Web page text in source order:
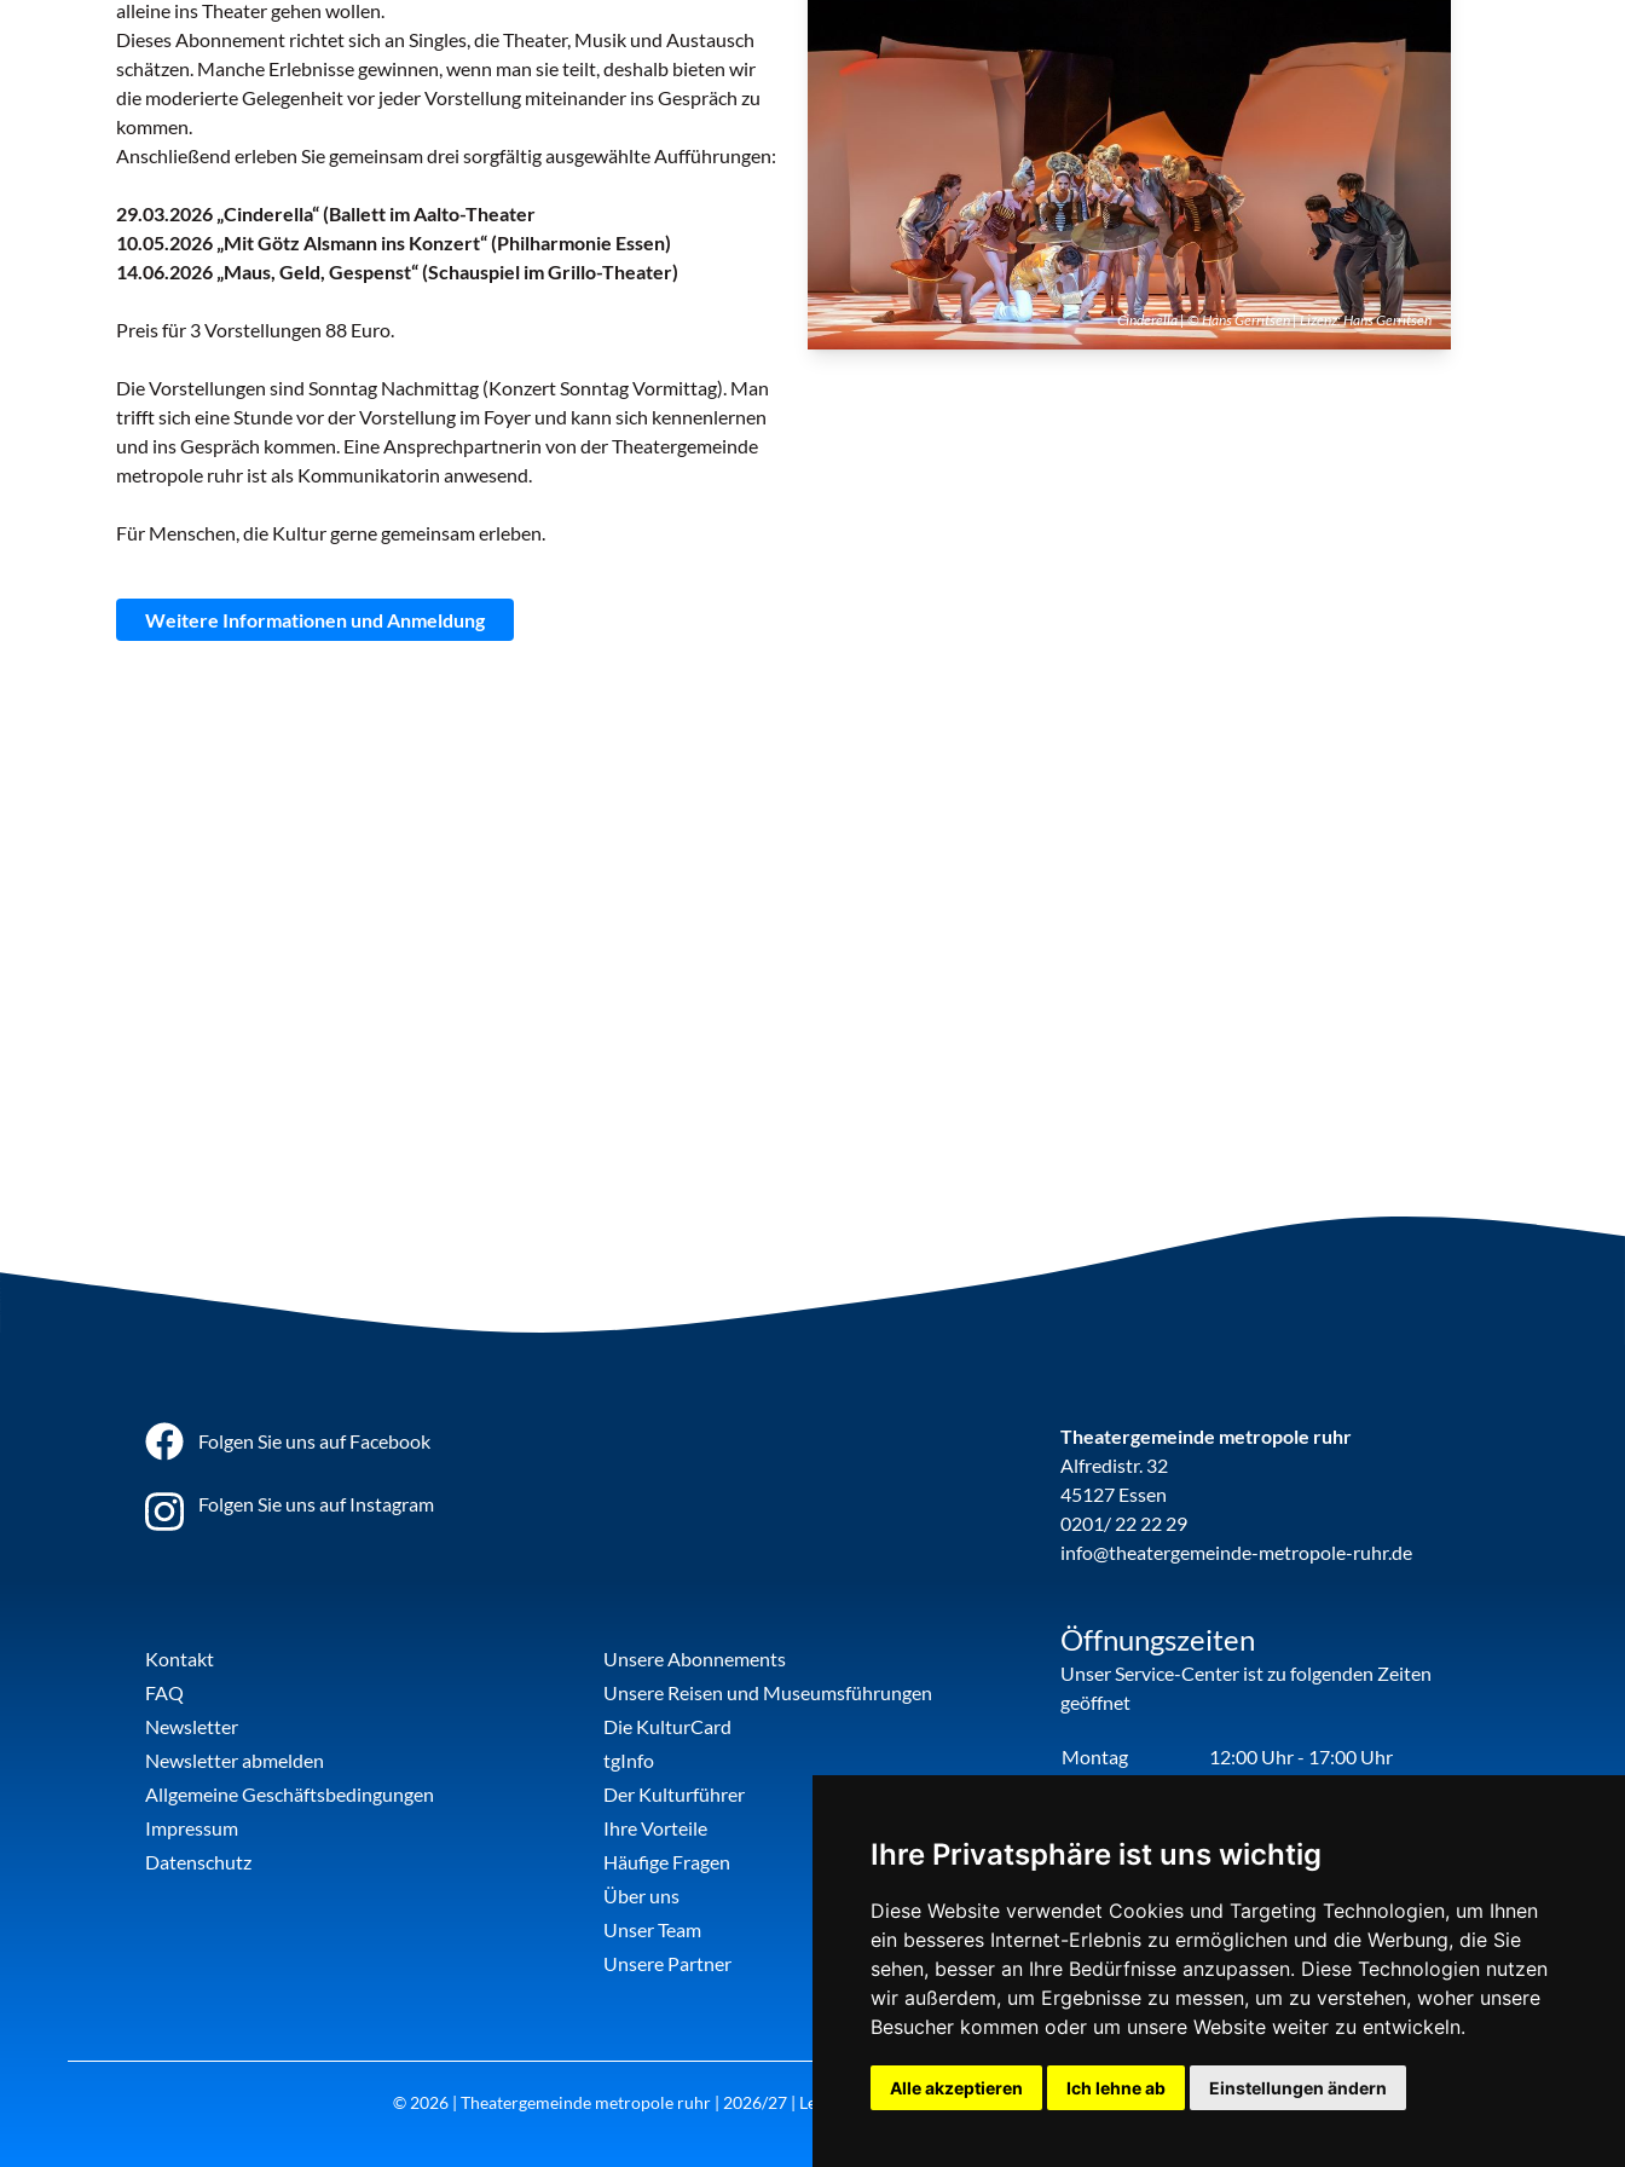
Ihre Privatsphäre ist uns wichtig
Diese Website verwendet Cookies und Targeting Technologien, um Ihnen
ein besseres Internet-Erlebnis zu ermöglichen und die Werbung, die Sie
sehen, besser an Ihre Bedürfnisse anzupassen. Diese Technologien nutzen
wir außerdem, um Ergebnisse zu messen, um zu verstehen, woher unsere
Besucher kommen oder um unsere Website weiter zu entwickeln.
Alle akzeptieren Ich lehne ab Einstellungen ändern
alleine ins Theater gehen wollen.
Dieses Abonnement richtet sich an Singles, die Theater, Musik und Austausch
schätzen. Manche Erlebnisse gewinnen, wenn man sie teilt, deshalb bieten wir
die moderierte Gelegenheit vor jeder Vorstellung miteinander ins Gespräch zu
kommen.
Anschließend erleben Sie gemeinsam drei sorgfältig ausgewählte Aufführungen:
29.03.2026 „Cinderella“ (Ballett im Aalto-Theater
10.05.2026 „Mit Götz Alsmann ins Konzert“ (Philharmonie Essen)
14.06.2026 „Maus, Geld, Gespenst“ (Schauspiel im Grillo-Theater)
Preis für 3 Vorstellungen 88 Euro.
Die Vorstellungen sind Sonntag Nachmittag (Konzert Sonntag Vormittag). Man
trifft sich eine Stunde vor der Vorstellung im Foyer und kann sich kennenlernen
und ins Gespräch kommen. Eine Ansprechpartnerin von der Theatergemeinde
metropole ruhr ist als Kommunikatorin anwesend.
Für Menschen, die Kultur gerne gemeinsam erleben.
Weitere Informationen und Anmeldung
Cinderella | © Hans Gerritsen | Lizenz:Hans Gerritsen
Folgen Sie uns auf Facebook
Folgen Sie uns auf Instagram
Kontakt
FAQ
Newsletter
Newsletter abmelden
Allgemeine Geschäftsbedingungen
Impressum
Datenschutz
Unsere Abonnements
Unsere Reisen und Museumsführungen
Die KulturCard
tgInfo
Der Kulturführer
Ihre Vorteile
Häufige Fragen
Über uns
Unser Team
Unsere Partner
Theatergemeinde metropole ruhr
Alfredistr. 32
45127 Essen
0201/ 22 22 29
info@theatergemeinde-metropole-ruhr.de
Öffnungszeiten
Unser Service-Center ist zu folgenden Zeiten
geöffnet
Montag
12:00 Uhr - 17:00 Uhr
Freitag
09:00 Uhr - 12:00 Uhr
© 2026 | Theatergemeinde metropole ruhr | 2026/27 | Letzte Aktualisierung: Freitag, 07. August 2026, 20:30 Uhr